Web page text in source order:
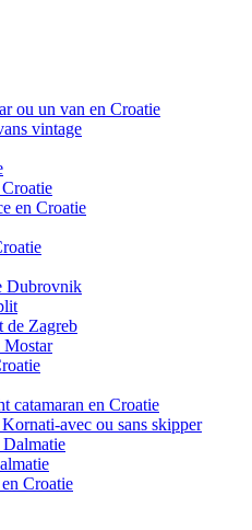
ou un van en Croatie
vintage
en Croatie
Dubrovnik
de Zagreb
catamaran en Croatie
avec ou sans skipper
Croatie